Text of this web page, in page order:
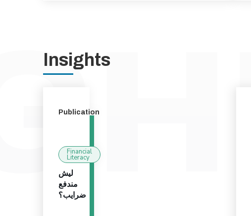
Insights
Publication
Financial
Literacy
ليش
مندفع
ضرايب؟